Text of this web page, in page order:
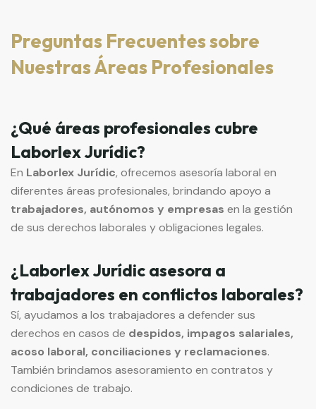
Preguntas Frecuentes sobre
Nuestras Áreas Profesionales
¿Qué áreas profesionales cubre
Laborlex Jurídic?
En Laborlex Jurídic, ofrecemos asesoría laboral en
diferentes áreas profesionales, brindando apoyo a
trabajadores, autónomos y empresas en la gestión
de sus derechos laborales y obligaciones legales.
¿Laborlex Jurídic asesora a
trabajadores en conflictos laborales?
Sí, ayudamos a los trabajadores a defender sus
derechos en casos de despidos, impagos salariales,
acoso laboral, conciliaciones y reclamaciones.
También brindamos asesoramiento en contratos y
condiciones de trabajo.